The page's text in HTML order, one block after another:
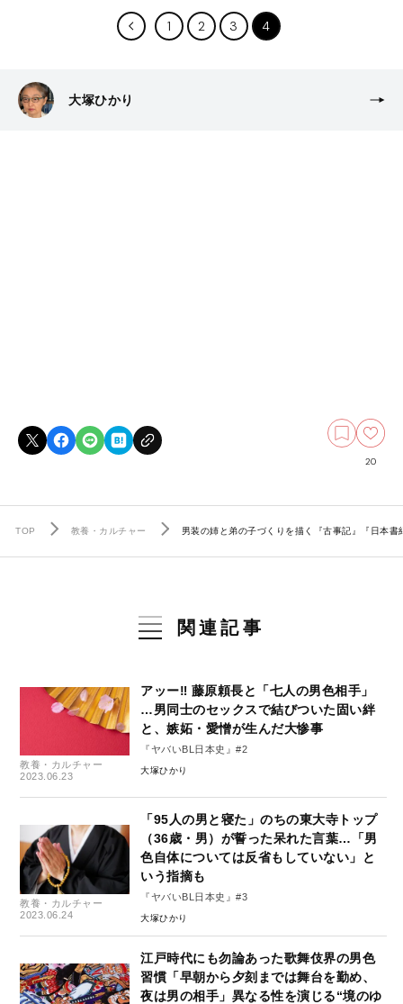
1 2 3 4
大塚ひかり
20
TOP 教養・カルチャー 男装の姉と弟の子づくりを描く『古事記』『日本
関連記事
教養・カルチャー
2023.06.23
アッー‼ 藤原頼長と「七人の男色相手」
…男同士のセックスで結びついた固い絆
と、嫉妬・愛憎が生んだ大惨事
『ヤバいBL日本史』#2
大塚ひかり
教養・カルチャー
2023.06.24
「95人の男と寝た」のちの東大寺トップ
（36歳・男）が誓った呆れた言葉…「男
色自体については反省もしていない」と
いう指摘も
『ヤバいBL日本史』#3
大塚ひかり
江戸時代にも勿論あった歌舞伎界の男色
習慣「早朝から夕刻までは舞台を勤め、
夜は男の相手」異なる性を演じる“境のゆ